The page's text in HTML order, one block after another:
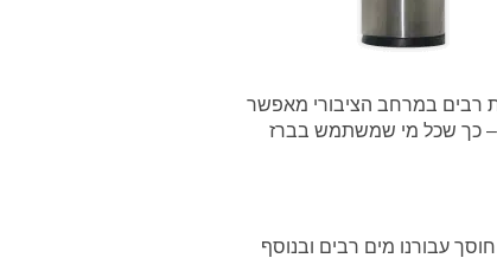
רבים במרחב הציבורי מאפשר
– כך שכל מי שמשתמש בברז
עבורנו מים רבים ובנוסף